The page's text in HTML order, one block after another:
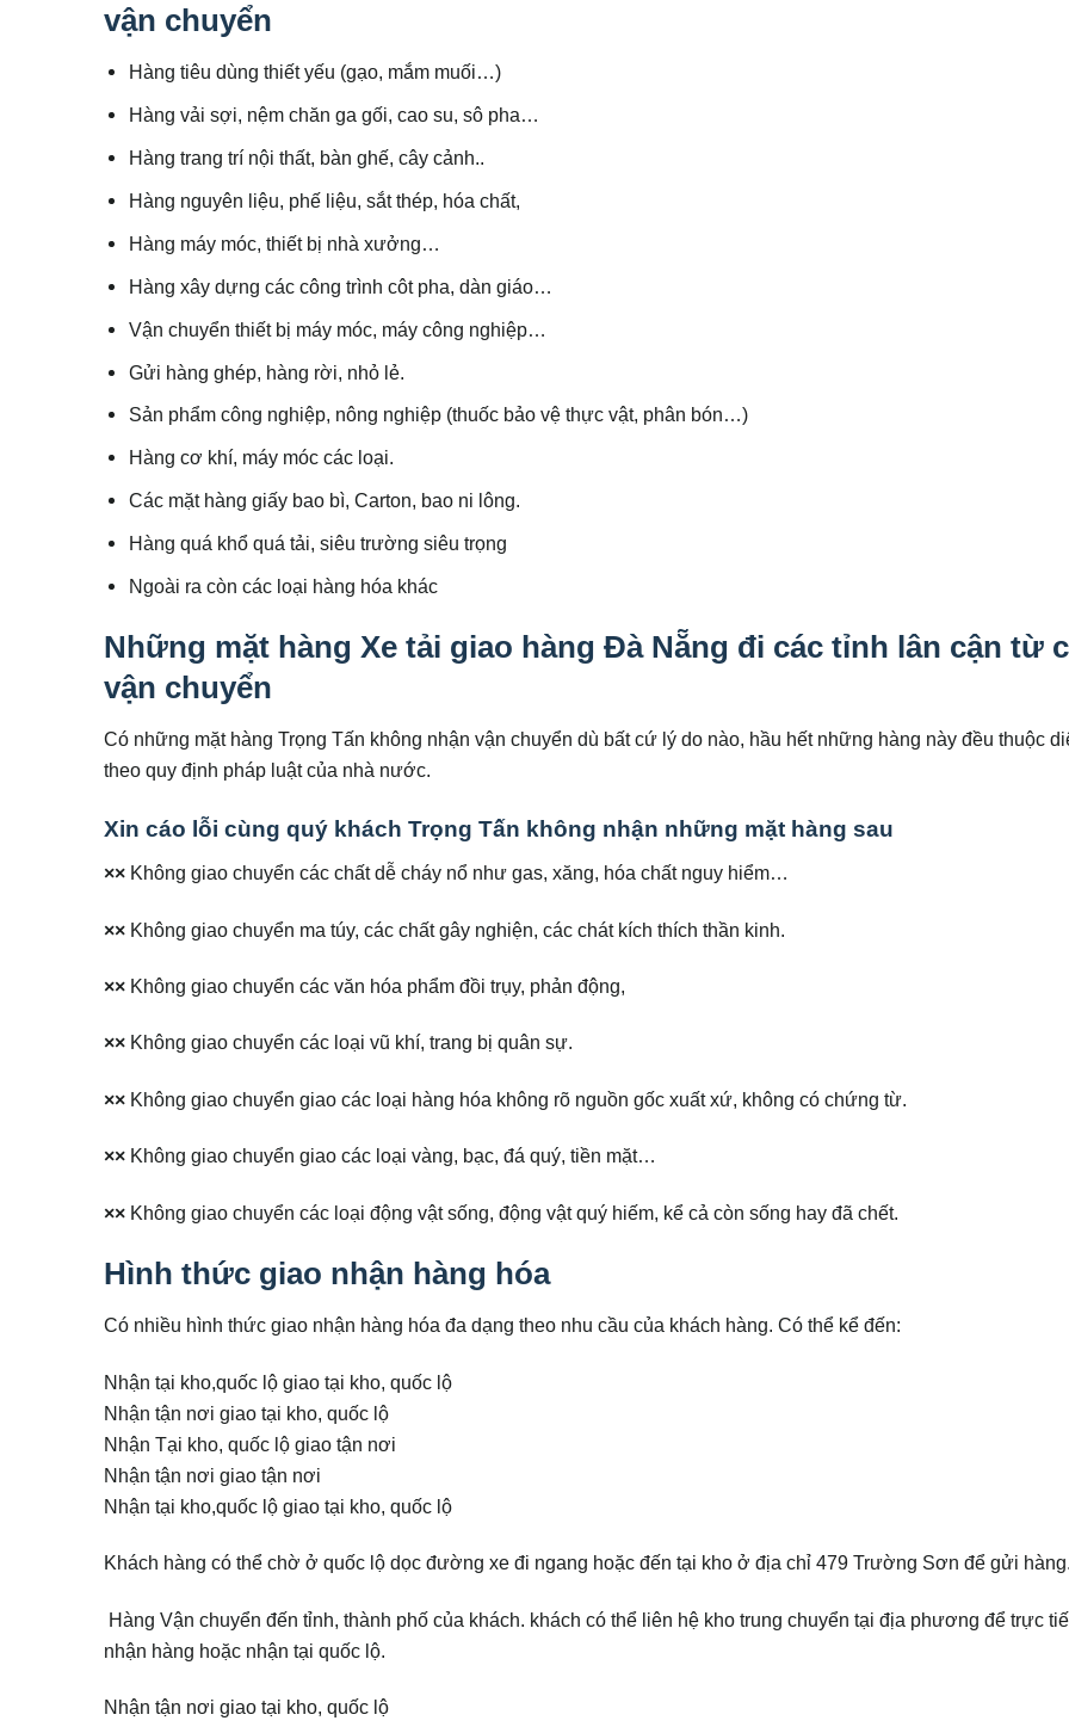
vận chuyển
Hàng tiêu dùng thiết yếu (gạo, mắm muối…)
Hàng vải sợi, nệm chăn ga gối, cao su, sô pha…
Hàng trang trí nội thất, bàn ghế, cây cảnh..
Hàng nguyên liệu, phế liệu, sắt thép, hóa chất,
Hàng máy móc, thiết bị nhà xưởng…
Hàng xây dựng các công trình côt pha, dàn giáo…
Vận chuyển thiết bị máy móc, máy công nghiệp…
Gửi hàng ghép, hàng rời, nhỏ lẻ.
Sản phẩm công nghiệp, nông nghiệp (thuốc bảo vệ thực vật, phân bón…)
Hàng cơ khí, máy móc các loại.
Các mặt hàng giấy bao bì, Carton, bao ni lông.
Hàng quá khổ quá tải, siêu trường siêu trọng
Ngoài ra còn các loại hàng hóa khác
Những mặt hàng Xe tải giao hàng Đà Nẵng đi các tỉnh lân cận từ
vận chuyển
Có những mặt hàng Trọng Tấn không nhận vận chuyển dù bất cứ lý do nào, hầu hết những hàng này đều thuộc
theo quy định pháp luật của nhà nước.
Xin cáo lỗi cùng quý khách Trọng Tấn không nhận những mặt hàng sau
×× Không giao chuyển các chất dễ cháy nổ như gas, xăng, hóa chất nguy hiểm…
×× Không giao chuyển ma túy, các chất gây nghiện, các chát kích thích thần kinh.
×× Không giao chuyển các văn hóa phẩm đồi trụy, phản động,
×× Không giao chuyển các loại vũ khí, trang bị quân sự.
×× Không giao chuyển giao các loại hàng hóa không rõ nguồn gốc xuất xứ, không có chứng từ.
×× Không giao chuyển giao các loại vàng, bạc, đá quý, tiền mặt…
×× Không giao chuyển các loại động vật sống, động vật quý hiếm, kể cả còn sống hay đã chết.
Hình thức giao nhận hàng hóa
Có nhiều hình thức giao nhận hàng hóa đa dạng theo nhu cầu của khách hàng. Có thể kể đến:
Nhận tại kho,quốc lộ giao tại kho, quốc lộ
Nhận tận nơi giao tại kho, quốc lộ
Nhận Tại kho, quốc lộ giao tận nơi
Nhận tận nơi giao tận nơi
Nhận tại kho,quốc lộ giao tại kho, quốc lộ
Khách hàng có thể chờ ở quốc lộ dọc đường xe đi ngang hoặc đến tại kho ở địa chỉ 479 Trường Sơn để gửi
Hàng Vận chuyển đến tỉnh, thành phố của khách. khách có thể liên hệ kho trung chuyển tại địa phương để trực
nhận hàng hoặc nhận tại quốc lộ.
Nhận tận nơi giao tại kho, quốc lộ